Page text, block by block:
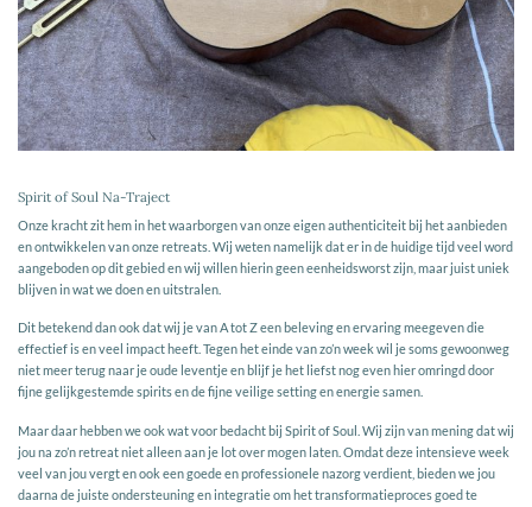
Spirit of Soul Na-Traject
Onze kracht zit hem in het waarborgen van onze eigen authenticiteit bij het aanbieden
en ontwikkelen van onze retreats. Wij weten namelijk dat er in de huidige tijd veel word
aangeboden op dit gebied en wij willen hierin geen eenheidsworst zijn, maar juist uniek
blijven in wat we doen en uitstralen.
Dit betekend dan ook dat wij je van A tot Z een beleving en ervaring meegeven die
effectief is en veel impact heeft. Tegen het einde van zo’n week wil je soms gewoonweg
niet meer terug naar je oude leventje en blijf je het liefst nog even hier omringd door
fijne gelijkgestemde spirits en de fijne veilige setting en energie samen.
Maar daar hebben we ook wat voor bedacht bij Spirit of Soul. Wij zijn van mening dat wij
jou na zo’n retreat niet alleen aan je lot over mogen laten. Omdat deze intensieve week
veel van jou vergt en ook een goede en professionele nazorg verdient, bieden we jou
daarna de juiste ondersteuning en integratie om het transformatieproces goed te